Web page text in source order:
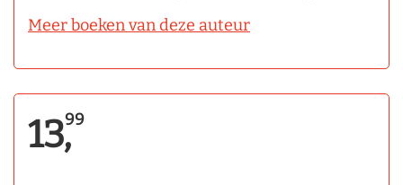
Meer boeken van deze auteur
13,99